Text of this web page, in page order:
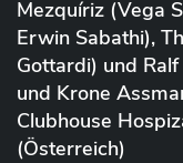
Mezquíriz (Vega
Erwin Sabathi),
Gottardi) und
und Krone
Clubhouse
(Österreich)